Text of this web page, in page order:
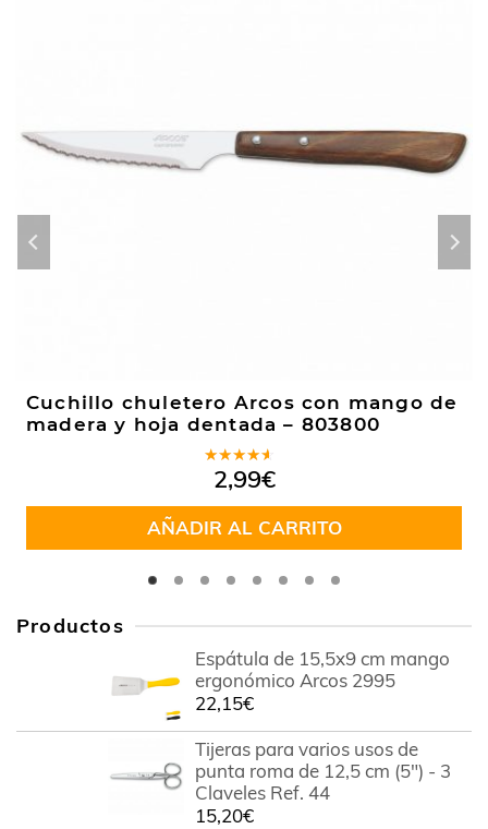
Cuchillo chuletero Arcos con mango de
madera y hoja dentada – 803800
Valorado
en4.00
de 5
2,99€
AÑADIR AL CARRITO
Productos
Espátula de 15,5x9 cm mango
ergonómico Arcos 2995
22,15€
Tijeras para varios usos de
punta roma de 12,5 cm (5") - 3
Claveles Ref. 44
15,20€